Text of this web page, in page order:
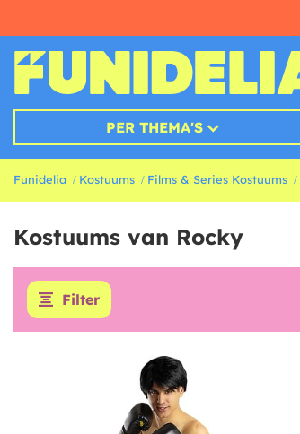
PER THEMA'S
Funidelia Kostuums Films & Series Kostuums
Kostuums van Rocky
Filter